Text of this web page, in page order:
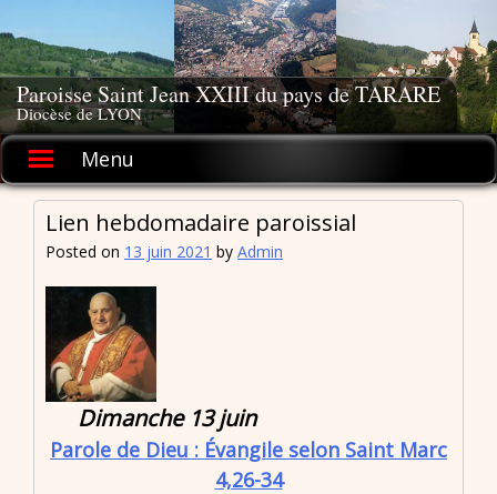
to
content
Paroisse Saint Jean XXIII du pays de TARARE
Diocèse de LYON
Menu
Lien hebdomadaire paroissial
Posted on 13 juin 2021 by Admin
Dimanche 13 juin
Parole de Dieu : Évangile selon Saint Marc
4,26-34